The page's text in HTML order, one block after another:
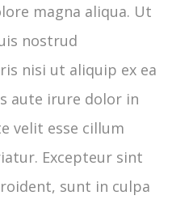
magna aliqua. Ut
nostrud
nisi ut aliquip ex ea
aute irure dolor in
velit esse cillum
Excepteur sint
sunt in culpa